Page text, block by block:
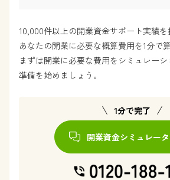
10,000件以上の開業資金サポート実績を
あなたの開業に必要な概算費用を1分で
まずは開業に必要な費用をシミュレー
準備を始めましょう。
1分で完了
開業資金シミュレー